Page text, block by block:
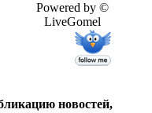
Powered by ©
LiveGomel
новостей,